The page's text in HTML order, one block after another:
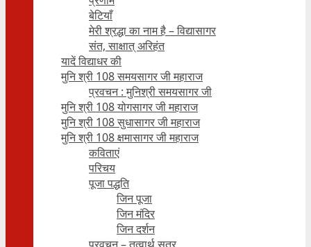
बेटियाँ
मेरी श्रद्धा का नाम है – विद्यासागर
संत, साक्षात् अरिहंत
यादें विद्याधर की
मुनि श्री 108 समयसागर जी महाराज
प्रवचन : मुनिश्री समयसागर जी
मुनि श्री 108 योगसागर जी महाराज
मुनि श्री 108 सुधासागर जी महाराज
मुनि श्री 108 क्षमासागर जी महाराज
कविताएं
परिचय
पूजा पद्धति
जिन पूजा
जिन मंदिर
जिन दर्शन